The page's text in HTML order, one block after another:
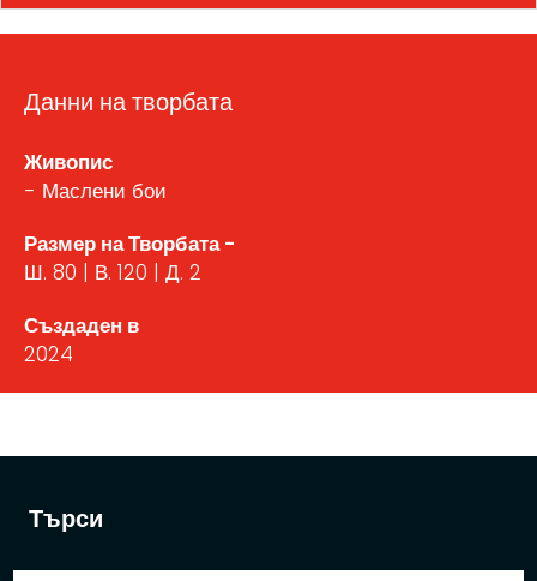
Търси
Данни на творбата
Живопис
- Маслени бои
Размер на Творбата -
Ш. 80 | В. 120 | Д. 2
Създаден в
2024